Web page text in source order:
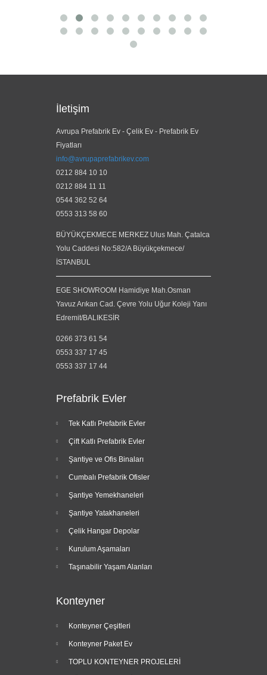
İletişim
Avrupa Prefabrik Ev - Çelik Ev - Prefabrik Ev
Fiyatları
info@avrupaprefabrikev.com
0212 884 10 10
0212 884 11 11
0544 362 52 64
0553 313 58 60
BÜYÜKÇEKMECE MERKEZ Ulus Mah. Çatalca
Yolu Caddesi No:582/A Büyükçekmece/
İSTANBUL
EGE SHOWROOM Hamidiye Mah.Osman
Yavuz Arıkan Cad. Çevre Yolu Uğur Koleji Yanı
Edremit/BALIKESİR
0266 373 61 54
0553 337 17 45
0553 337 17 44
Prefabrik Evler
Tek Katlı Prefabrik Evler
Çift Katlı Prefabrik Evler
Şantiye ve Ofis Binaları
Cumbalı Prefabrik Ofisler
Şantiye Yemekhaneleri
Şantiye Yatakhaneleri
Çelik Hangar Depolar
Kurulum Aşamaları
Taşınabilir Yaşam Alanları
Konteyner
Konteyner Çeşitleri
Konteyner Paket Ev
TOPLU KONTEYNER PROJELERİ